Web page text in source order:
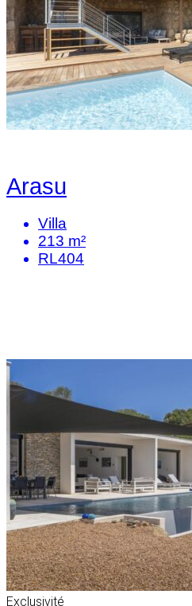
Arasu
Villa
213 m²
RL404
Exclusivité